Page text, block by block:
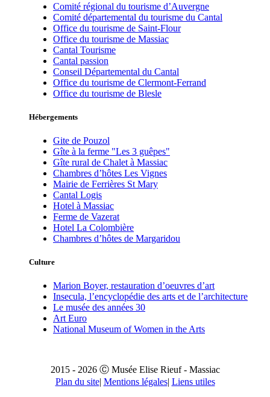
Comité régional du tourisme d’Auvergne
Comité départemental du tourisme du Cantal
Office du tourisme de Saint-Flour
Office du tourisme de Massiac
Cantal Tourisme
Cantal passion
Conseil Départemental du Cantal
Office du tourisme de Clermont-Ferrand
Office du tourisme de Blesle
Hébergements
Gite de Pouzol
Gîte à la ferme "Les 3 guêpes"
Gîte rural de Chalet à Massiac
Chambres d’hôtes Les Vignes
Mairie de Ferrières St Mary
Cantal Logis
Hotel à Massiac
Ferme de Vazerat
Hotel La Colombière
Chambres d’hôtes de Margaridou
Culture
Marion Boyer, restauration d’oeuvres d’art
Insecula, l’encyclopédie des arts et de l’architecture
Le musée des années 30
Art Euro
National Museum of Women in the Arts
2015 - 2026 Ⓒ Musée Elise Rieuf - Massiac
Plan du site| Mentions légales| Liens utiles